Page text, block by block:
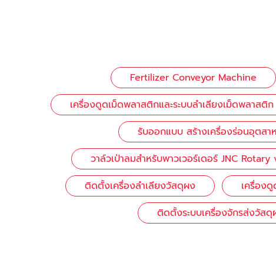
Fertilizer Conveyor Machine
เครื่องดูดเม็ดพลาสติกและระบบลำเลียงเม็ดพลาสติก
รับออกแบบ สร้างเครื่องร่อนอุตส
วาล์วเป่าลมสำหรับพาวเวอร์เดอร์ JNC Rotary
ติดตั้งเครื่องลำเลียงวัสดุผง
เครื่อง
ติดตั้งระบบเครื่องจักรส่งวัสดุ